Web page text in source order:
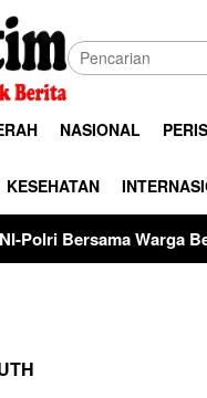
NASIONAL
KESEHATAN
Bersihkan Irigasi